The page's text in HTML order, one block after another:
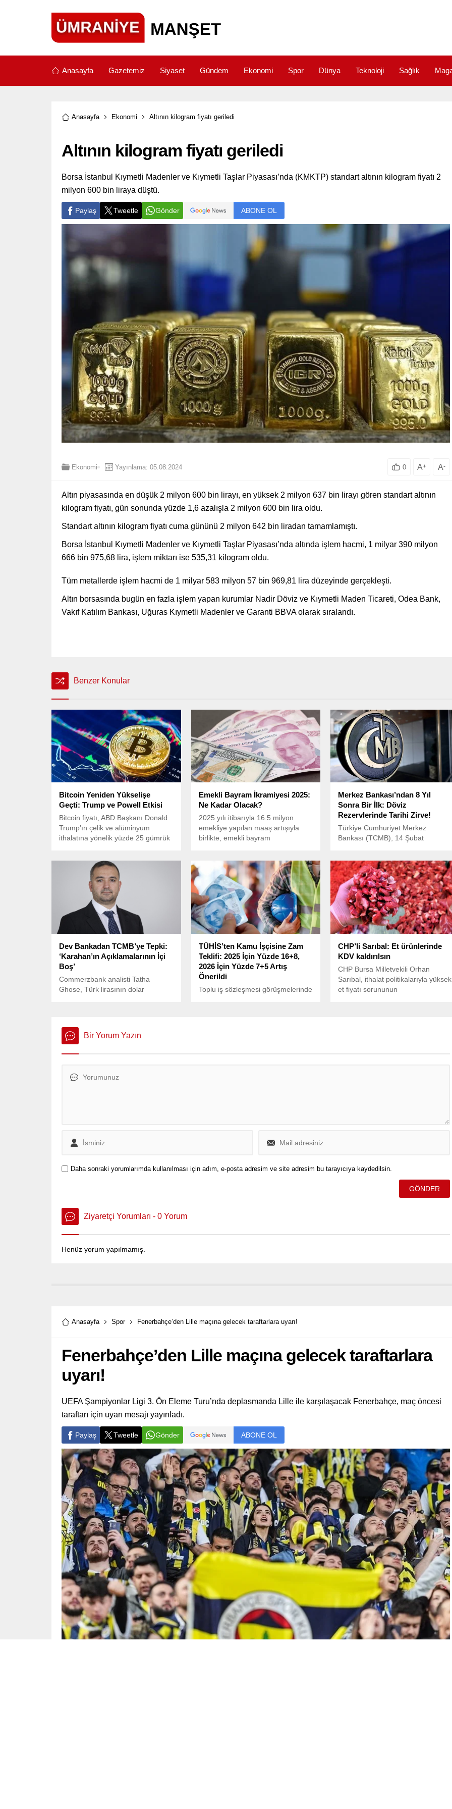
Anasayfa Gazetemiz Siyaset Gündem Ekonomi Spor Dünya Teknoloji Sağlık
Anasayfa Ekonomi Altının kilogram fiyatı geriledi
Altının kilogram fiyatı geriledi
Borsa İstanbul Kıymetli Madenler ve Kıymetli Taşlar Piyasası’nda (KMKTP) standart altının kilogram fiyatı 2
milyon 600 bin liraya düştü.
Paylaş Tweetle Gönder ABONE OL
Ekonomi Yayınlama: 05.08.2024 0 A+ A-
Altın piyasasında en düşük 2 milyon 600 bin lirayı, en yüksek 2 milyon 637 bin lirayı gören standart altının
kilogram fiyatı, gün sonunda yüzde 1,6 azalışla 2 milyon 600 bin lira oldu.
Standart altının kilogram fiyatı cuma gününü 2 milyon 642 bin liradan tamamlamıştı.
Borsa İstanbul Kıymetli Madenler ve Kıymetli Taşlar Piyasası’nda altında işlem hacmi, 1 milyar 390 milyon
666 bin 975,68 lira, işlem miktarı ise 535,31 kilogram oldu.
Tüm metallerde işlem hacmi de 1 milyar 583 milyon 57 bin 969,81 lira düzeyinde gerçekleşti.
Altın borsasında bugün en fazla işlem yapan kurumlar Nadir Döviz ve Kıymetli Maden Ticareti, Odea Bank,
Vakıf Katılım Bankası, Uğuras Kıymetli Madenler ve Garanti BBVA olarak sıralandı.
Benzer Konular
Bitcoin Yeniden Yükselişe
Geçti: Trump ve Powell Etkisi
Bitcoin fiyatı, ABD Başkanı Donald
Trump’ın çelik ve alüminyum
ithalatına yönelik yüzde 25 gümrük
toparlanarak yeniden yükselişe
Emekli Bayram İkramiyesi 2025:
Ne Kadar Olacak?
2025 yılı itibarıyla 16.5 milyon
emekliye yapılan maaş artışıyla
birlikte, emekli bayram
Cumhurbaşkanı Recep Tayyip
Erdoğan’ın yaptığı düzenlemeyle
emekli bayram ikramiyesi 2.000
TL’den 3.000 TL’ye yükseltilmişti.
Merkez Bankası’ndan 8 Yıl
Sonra Bir İlk: Döviz
Rezervlerinde Tarihi Zirve!
Türkiye Cumhuriyet Merkez
Bankası (TCMB), 14 Şubat
Dev Bankadan TCMB’ye Tepki:
‘Karahan’ın Açıklamalarının İçi
Boş’
Commerzbank analisti Tatha
Ghose, Türk lirasının dolar
(TCMB) Başkanı Fatih Karahan’ın
açıklamalarını eleştirdi.
TÜHİS’ten Kamu İşçisine Zam
Teklifi: 2025 İçin Yüzde 16+8,
2026 İçin Yüzde 7+5 Artış
Önerildi
Toplu iş sözleşmesi görüşmelerinde
CHP’li Sarıbal: Et ürünlerinde
KDV kaldırılsın
CHP Bursa Milletvekili Orhan
Sarıbal, ithalat politikalarıyla yüksek
et fiyatı sorununun
Bir Yorum Yazın
Daha sonraki yorumlarımda kullanılması için adım, e-posta adresim ve site adresim bu tarayıcıya kaydedilsin.
Ziyaretçi Yorumları - 0 Yorum
Henüz yorum yapılmamış.
Anasayfa Spor Fenerbahçe’den Lille maçına gelecek taraftarlara uyarı!
Fenerbahçe’den Lille maçına gelecek taraftarlara
uyarı!
UEFA Şampiyonlar Ligi 3. Ön Eleme Turu’nda deplasmanda Lille ile karşılaşacak Fenerbahçe, maç öncesi
taraftarı için uyarı mesajı yayınladı.
Paylaş Tweetle Gönder ABONE OL